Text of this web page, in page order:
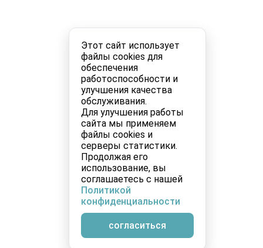
Этот сайт использует
файлы cookies для
обеспечения
работоспособности и
улучшения качества
обслуживания.
Для улучшения работы
сайта мы применяем
файлы cookies и
серверы статистики.
Продолжая его
использование, вы
соглашаетесь с нашей
Политикой
конфиденциальности
согласиться